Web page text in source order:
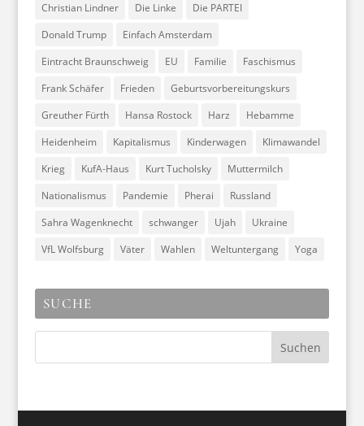
Christian Lindner
Die Linke
Die PARTEI
Donald Trump
Einfach Amsterdam
Eintracht Braunschweig
EU Familie
Faschismus
Frank Schäfer
Frieden
Geburtsvorbereitungskurs
Greuther Fürth
Hansa Rostock Harz
Hebamme
Heidenheim
Kapitalismus Kinderwagen
Klimawandel
Krieg
KufA-Haus Kurt Tucholsky
Muttermilch
Nationalismus
Pandemie Pherai
Russland
Sahra Wagenknecht
schwanger Ujah
Ukraine
VfL Wolfsburg
Väter Wahlen Weltuntergang Yoga
SUCHE